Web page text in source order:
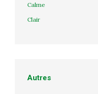
Calme
Clair
Autres